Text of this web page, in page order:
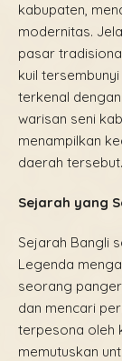
kabupaten,
modernitas.
pasar
kuil
terkenal
warisan seni
menampilkan
daerah tersebut.
Sejarah yang
Sejarah Bangli
Legenda
seorang
dan mencari
terpesona oleh
memutuskan